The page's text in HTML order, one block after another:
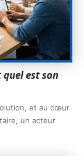
quel est son
et au cœur
un acteur